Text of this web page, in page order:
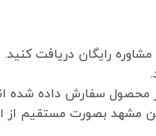
رایگان دریافت کنید.
داده شده انجام
بصورت مستقیم از